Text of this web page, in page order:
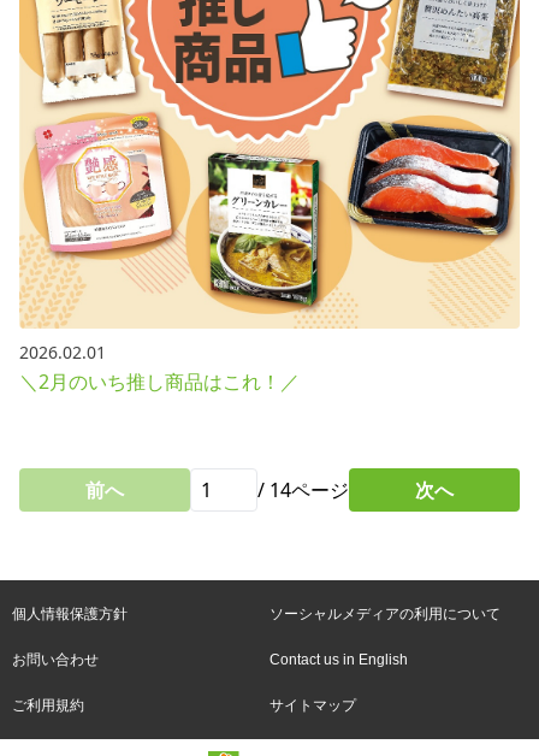
2026.02.01
＼2月のいち推し商品はこれ！／
前へ / 14ページ 次へ
個人情報保護方針 ソーシャルメディアの利用について
お問い合わせ Contact us in English
ご利用規約 サイトマップ